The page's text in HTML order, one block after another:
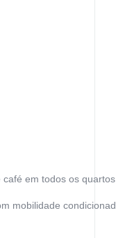
em todos os quartos
mobilidade